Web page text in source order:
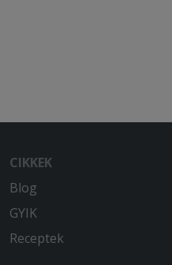
CIKKEK
Blog
GYIK
Receptek